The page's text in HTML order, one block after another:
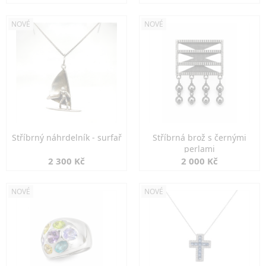
NOVÉ
Stříbrný náhrdelník - surfař
2 300 Kč
NOVÉ
Stříbrná brož s černými
perlami
2 000 Kč
NOVÉ NOVÉ